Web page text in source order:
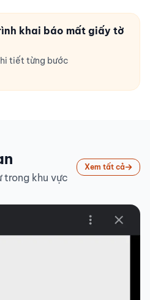
khai báo mất giấy tờ
tiết từng bước
trong khu vực
Xem tất cả